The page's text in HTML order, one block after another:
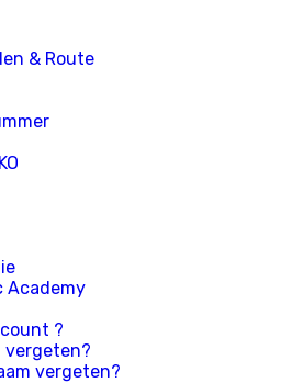
& Route
Academy
?
vergeten?
vergeten?